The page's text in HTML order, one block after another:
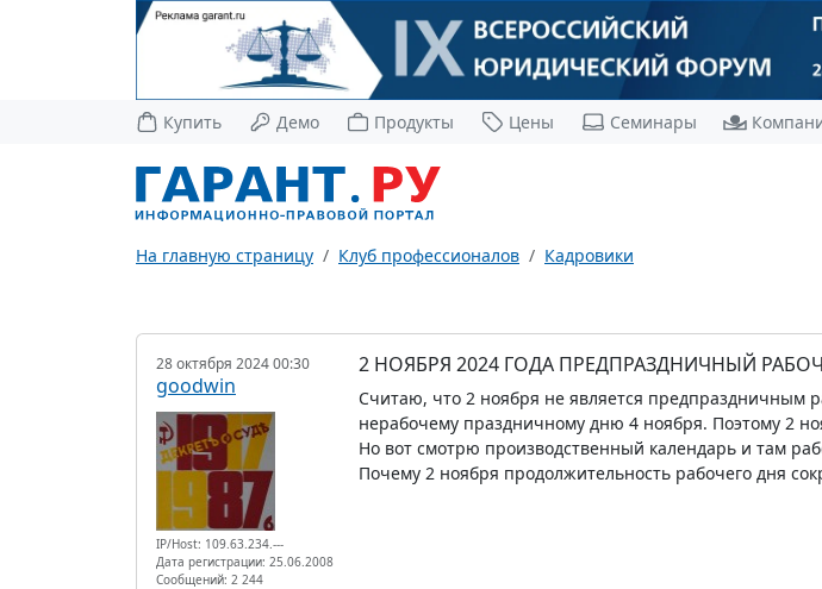
Купить Демо Продукты Цены Семинары
На главную страницу Клуб профессионалов Кадровики
28 октября 2024 00:30
goodwin
IP/Host: 109.63.234.---
Дата регистрации: 25.06.2008
Сообщений: 2 244
2 НОЯБРЯ 2024 ГОДА ПРЕДПРАЗДНИЧНЫЙ
Считаю, что 2 ноября не является предпраздничным
нерабочему праздничному дню 4 ноября. Поэтому 2
Но вот смотрю производственный календарь и там
Почему 2 ноября продолжительность рабочего дня